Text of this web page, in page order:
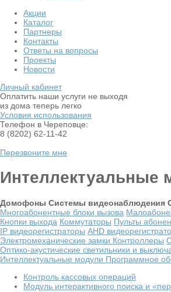
Акции
Каталог
Партнеры
Контакты
Ответы на вопросы
Проекты
Новости
Личный кабинет
Оплатить наши услуги не выходя
из дома теперь легко
Условия использования
Телефон в Череповце:
8 (8202) 62-11-42
Перезвоните мне
Интеллектуальные
Домофоны Системы видеонаблюдения
Многоабонентные блоки вызова
Кнопки выхода Коммутаторы Пульты
IP видеорегистраторы AHD
Электромеханические замки Контроллеры
Оптико-акустические светильники и
Интеллектуальные модули Программное
Контроль кассовых операций
Модуль интерактивного поиска и